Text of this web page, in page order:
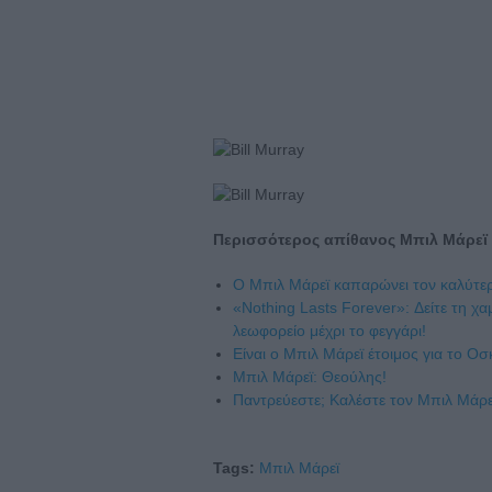
Περισσότερος απίθανος Μπιλ Μάρεϊ
Ο Μπιλ Μάρεϊ καπαρώνει τον
«Nothing Lasts Forever»: Δείτε τη
λεωφορείο μέχρι το φεγγάρι!
Είναι ο Μπιλ Μάρεϊ έτοιμος για το
Μπιλ Μάρεϊ: Θεούλης!
Παντρεύεστε; Καλέστε τον Μπιλ
Tags: Μπιλ Μάρεϊ